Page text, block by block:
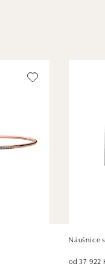
Náušnice
od 37 922